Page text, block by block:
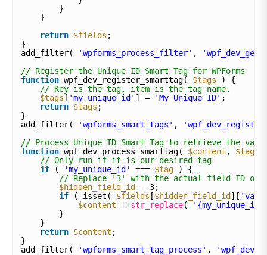
}
}
return $fields ;
}
add_filter(
'wpforms_process_filter' ,
// Register the Unique ID Smart Tag for WPForms
function wpf_dev_register_smarttag( $tags
) {
// Key is the tag, item is the tag name.
$tags [ 'my_unique_id' ] = 'My Unique ID' ;
return $tags ;
}
add_filter(
'wpforms_smart_tags' ,
// Process Unique ID Smart Tag to retrieve the
function wpf_dev_process_smarttag( $content , $tag
// Only run if it is our desired tag
if
( 'my_unique_id' === $tag
) {
// Replace '3' with the actual field ID of
$hidden_field_id
= 3;
if
( isset( $fields [$hidden_field_id ][
$content = str_replace(
}
}
return $content ;
}
add_filter(
'wpforms_smart_tag_process' ,